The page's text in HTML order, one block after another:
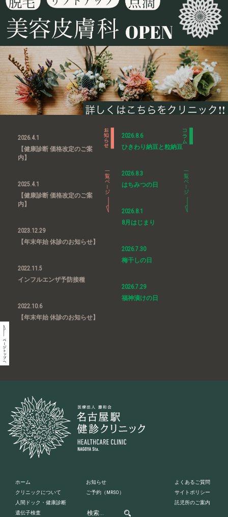
2026.4.1
【健康診断 価格改定のご案
内】
2025.4.1
【健康診断 価格改定のご案
内】
2023.12.29
【年末年始 休診のお知らせ】
2022.11.5
インフルエンザ予防接種
2022.10.6
【年末年始 休診のお知らせ】
2026.8.6
ひきわり納豆と粒納豆
2026.8.3
はちみつの日
2026.8.1
8月はじまり
2026.7.30
梅干しの日
2026.7.29
福神漬けの日
ホーム
クリニックについて
人間ドック・健康診断
遺伝子検査
お知らせ
ご予約 （MRSO）
よくあるご質問
サイトポリシー
託児所のご案内